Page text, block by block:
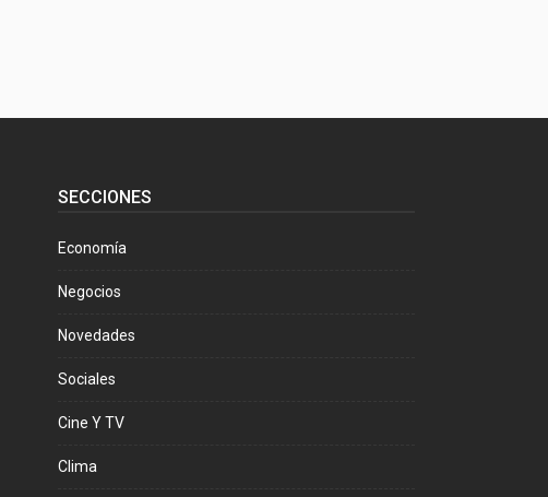
SECCIONES
Economía
Negocios
Novedades
Sociales
Cine Y TV
Clima